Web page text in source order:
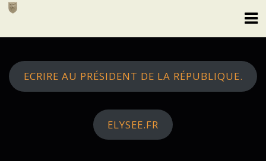
Skip
ECRIRE AU PRÉSIDENT DE LA RÉPUBLIQUE.
ELYSEE.FR